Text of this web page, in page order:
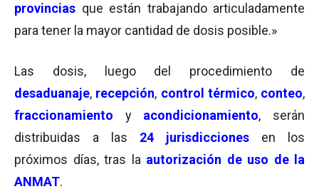
provincias que están trabajando articuladamente
para tener la mayor cantidad de dosis posible.»
Las dosis, luego del procedimiento de
desaduanaje, recepción, control térmico, conteo,
fraccionamiento
y acondicionamiento, serán
distribuidas a las 24 jurisdicciones en los
próximos días, tras la autorización de uso de la
ANMAT.